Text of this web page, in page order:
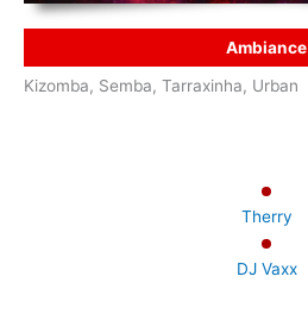
Ambiance
Kizomba, Semba, Tarraxinha, Urban
Therry
DJ Vaxx